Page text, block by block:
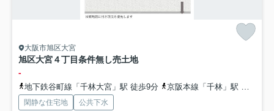
大阪市旭区大宮
旭区大宮４丁目条件無し売土地
-
地下鉄谷町線「千林大宮」駅 徒歩9分 京阪本線「千林」駅 徒歩16分
閑静な住宅地 公共下水